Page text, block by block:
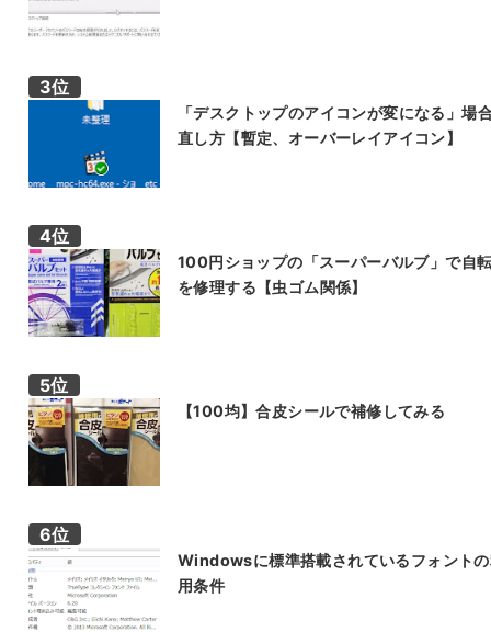
「デスクトップのアイコンが変になる」場
直し方【暫定、オーバーレイアイコン】
100円ショップの「スーパーバルブ」で自
を修理する【虫ゴム関係】
【100均】合皮シールで補修してみる
Windowsに標準搭載されているフォント
用条件